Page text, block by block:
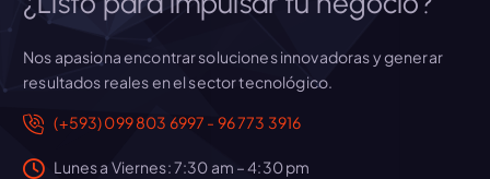
r
a
d
Nos apasiona encontrar soluciones innovadoras y generar
resultados reales en el sector tecnológico.
(+593) 099 803 6997 - 96 773 3916
Lunes a Viernes: 7:30 am – 4:30 pm